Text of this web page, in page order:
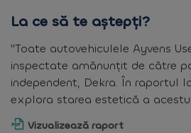
La ce să te aștepți?
"Toate autovehiculele Ayvens
inspectate amănunțit de către
independent, Dekra. În raportul
explora starea estetică a
Vizualizează raport